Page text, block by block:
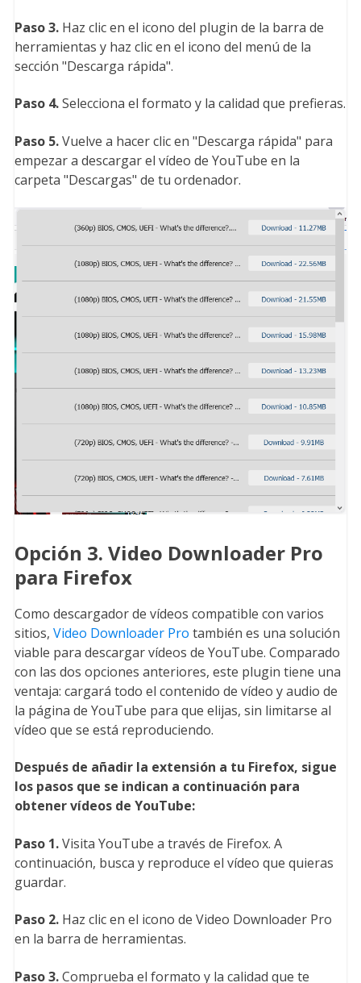
Paso 3.Haz clic en el icono del plugin de la barra de
herramientas y haz clic en el icono del menú de la
sección "Descarga rápida".
Paso 4.Selecciona el formato y la calidad que prefieras.
Paso 5.Vuelve a hacer clic en "Descarga rápida" para
empezar a descargar el vídeo de YouTube en la
carpeta "Descargas" de tu ordenador.
Opción 3. Video Downloader Pro
para Firefox
Como descargador de vídeos compatible con varios
sitios, Video Downloader Pro también es una solución
viable para descargar vídeos de YouTube. Comparado
con las dos opciones anteriores, este plugin tiene una
ventaja: cargará todo el contenido de vídeo y audio de
la página de YouTube para que elijas, sin limitarse al
vídeo que se está reproduciendo.
Después de añadir la extensión a tu Firefox, sigue
los pasos que se indican a continuación para
obtener vídeos de YouTube:
Paso 1.Visita YouTube a través de Firefox. A
continuación, busca y reproduce el vídeo que quieras
guardar.
Paso 2.Haz clic en el icono de Video Downloader Pro
en la barra de herramientas.
Paso 3.Comprueba el formato y la calidad que te